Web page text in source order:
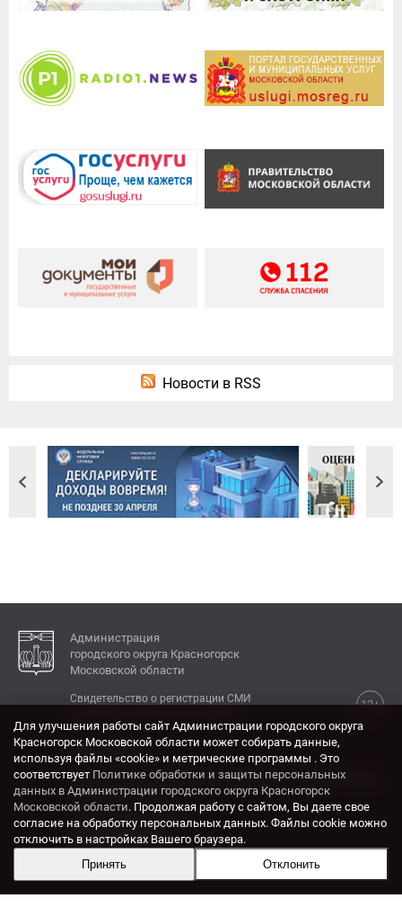
Новости в RSS
Администрация
городского округа Красногорск
Московской области
12+
Свидетельство о регистрации СМИ
КОНТАКТЫ
Адрес: 143404, Московская область, г. Красногорск,
ул. Ленина, дом 4.
Электронная почта:
krasrn@mosreg.ru
Разработка и поддержка сайта ADN
Для улучшения работы сайт Администрации городского округа
Красногорск Московской области может собирать данные,
используя файлы «cookie» и метрические программы . Это
соответствует Политике обработки и защиты персональных
данных в Администрации городского округа Красногорск
Московской области. Продолжая работу с сайтом, Вы даете свое
согласие на обработку персональных данных. Файлы cookie можно
отключить в настройках Вашего браузера.
Принять
Отклонить